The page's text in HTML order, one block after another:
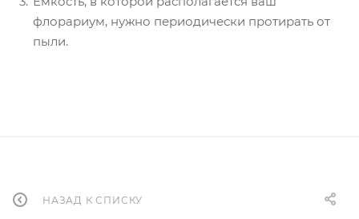
флорариум, нужно периодически протирать от
пыли.
НАЗАД К СПИСКУ